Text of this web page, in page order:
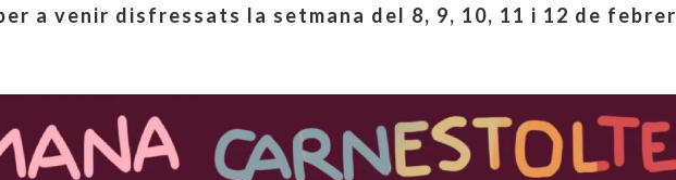
a venir disfressats la setmana del 8, 9, 10, 11 i 12 de febrer